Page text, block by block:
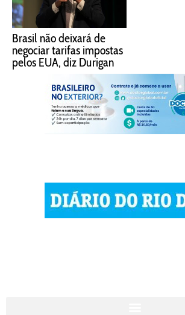
Brasil não deixará de
negociar tarifas impostas
pelos EUA, diz Durigan